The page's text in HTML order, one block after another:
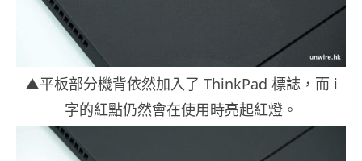
▲平板部分機背依然加入了 ThinkPad 標誌，而 i
字的紅點仍然會在使用時亮起紅燈。